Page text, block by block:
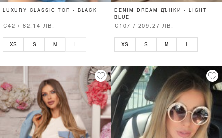
LUXURY CLASSIC ТОП - BLACK
€42 / 82.14 ЛВ.
XS S M L
DENIM DREAM ДЪНКИ - LIGHT
BLUE
€107 / 209.27 ЛВ.
XS S M L